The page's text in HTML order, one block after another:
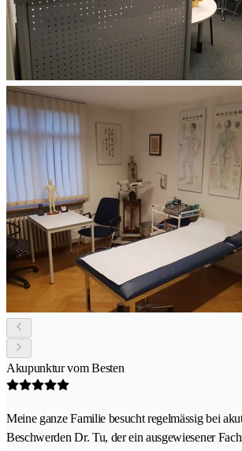
Akupunktur vom Besten
Meine ganze Familie besucht regelmässig bei
Beschwerden Dr. Tu, der ein ausgewiesener